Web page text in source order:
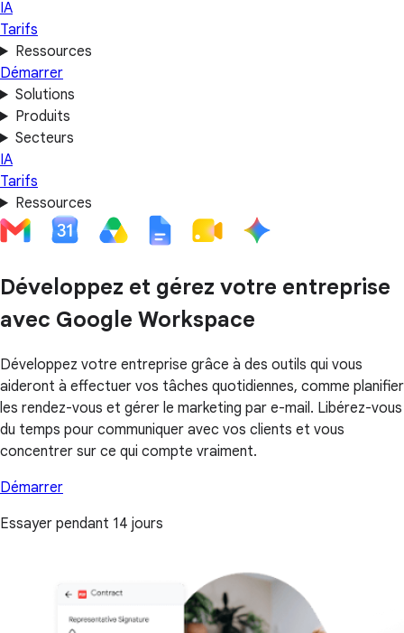
IA
Tarifs
Ressources
Démarrer
Solutions
Produits
Secteurs
IA
Tarifs
Ressources
Développez et gérez votre entreprise
avec Google Workspace
Développez votre entreprise grâce à des outils qui vous
aideront à effectuer vos tâches quotidiennes, comme planifier
les rendez-vous et gérer le marketing par e-mail. Libérez-vous
du temps pour communiquer avec vos clients et vous
concentrer sur ce qui compte vraiment.
Démarrer
Essayer pendant 14 jours